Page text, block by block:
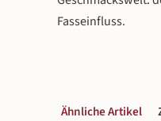
Fasseinfluss.
Ähnliche Artikel